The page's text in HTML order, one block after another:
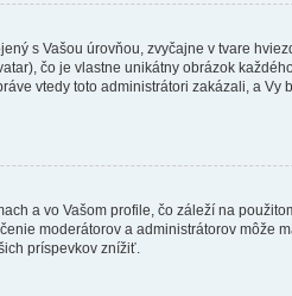
s Vašou úrovňou, zvyčajne v tvare
čo je vlastne unikátny obrázok
vtedy toto administrátori zakázali, a Vy
a vo Vašom profile, čo záleží na
moderátorov a administrátorov môže
príspevkov znížiť.